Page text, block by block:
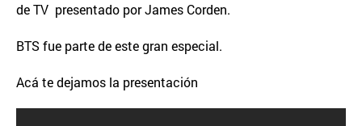
de TV presentado por James Corden.
BTS fue parte de este gran especial.
Acá te dejamos la presentación